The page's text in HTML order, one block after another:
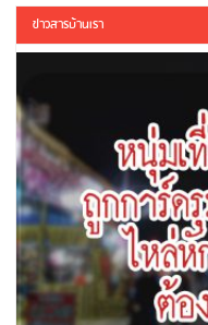
ข่าวสารบ้านเรา